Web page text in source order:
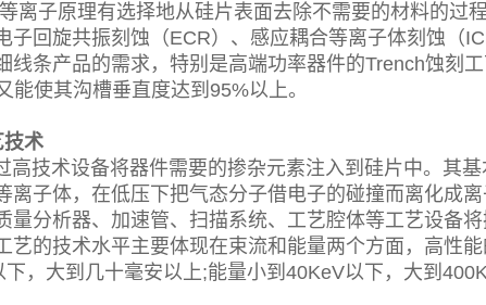
离子原理有选择地从硅片表面去除不需要的材料的过
子回旋共振刻蚀（ECR）、感应耦合等离子体刻蚀（
线条产品的需求，特别是高端功率器件的Trench蚀刻
能使其沟槽垂直度达到95%以上。
技术
技术设备将器件需要的掺杂元素注入到硅片中。其基
离子体，在低压下把气态分子借电子的碰撞而离化成
量分析器、加速管、扫描系统、工艺腔体等工艺设备将
艺的技术水平主要体现在束流和能量两个方面，高性
，大到几十毫安以上;能量小到40KeV以下，大到